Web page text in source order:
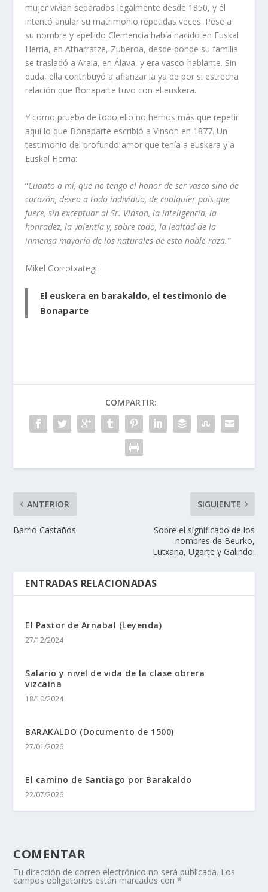
mujer vivían separados legalmente desde 1850, y él
intentó anular su matrimonio repetidas veces. Pese a
su nombre y apellido Clemencia había nacido en Euskal
Herria, en Atharratze, Zuberoa, desde donde su familia
se trasladó a Araia, en Álava, y era vasco-hablante. Sin
duda, ella contribuyó a afianzar la ya de por si estrecha
relación que Bonaparte tuvo con el euskera.
Y como prueba de todo ello no hemos más que repetir
aquí lo que Bonaparte escribió a Vinson en 1877. Un
testimonio del profundo amor que tenía a euskera y a
Euskal Herria:
“Cuanto a mí, que no tengo el honor de ser vasco sino de
corazón, deseo a todo individuo, de cualquier país que
fuere, sin exceptuar al Sr. Vinson, la inteligencia, la
honradez, la valentía y, sobre todo, la lealtad de la
inmensa mayoría de los naturales de esta noble raza.”
Mikel Gorrotxategi
El euskera en barakaldo, el testimonio de
Bonaparte
COMPARTIR:
ANTERIOR
Barrio Castaños
SIGUIENTE
Sobre el significado de los
nombres de Beurko,
Lutxana, Ugarte y Galindo.
ENTRADAS RELACIONADAS
El Pastor de Arnabal (Leyenda)
27/12/2024
Salario y nivel de vida de la clase obrera
vizcaina
18/10/2024
BARAKALDO (Documento de 1500)
27/01/2026
El camino de Santiago por Barakaldo
22/07/2026
COMENTAR
Tu dirección de correo electrónico no será publicada. Los
campos obligatorios están marcados con*